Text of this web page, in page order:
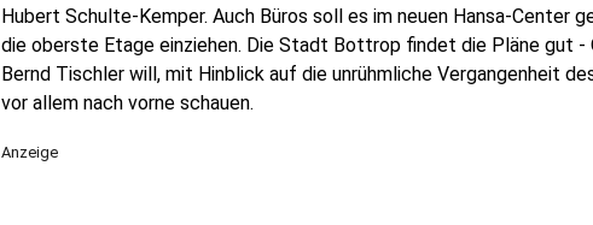
Hubert Schulte-Kemper. Auch Büros soll es im neuen Hansa-Center
die oberste Etage einziehen. Die Stadt Bottrop findet die Pläne gut -
Bernd Tischler will, mit Hinblick auf die unrühmliche Vergangenheit
vor allem nach vorne schauen.
Anzeige